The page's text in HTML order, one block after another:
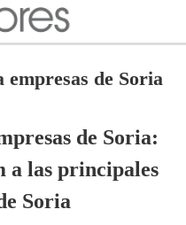
de Soria
de Soria:
las principales
Soria